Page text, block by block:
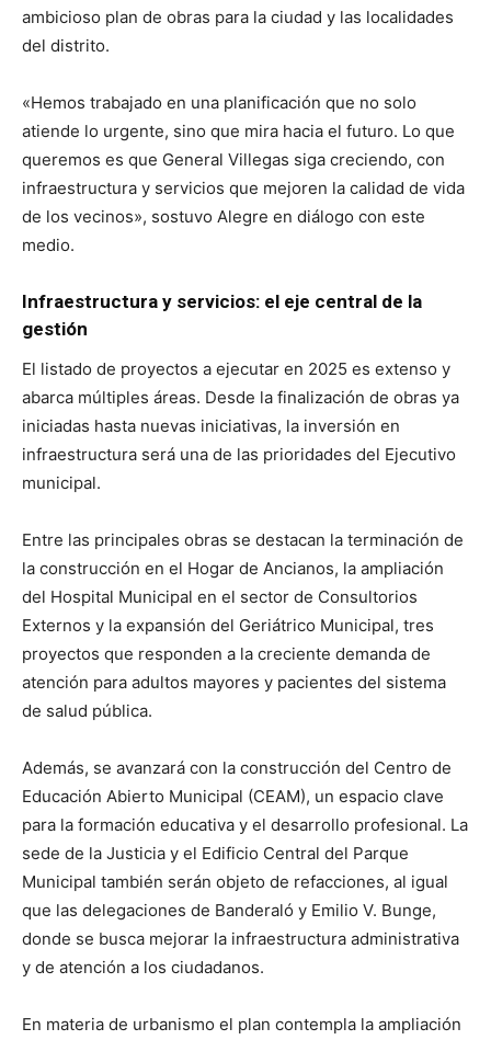
ambicioso plan de obras para la ciudad y las localidades
del distrito.
«Hemos trabajado en una planificación que no solo
atiende lo urgente, sino que mira hacia el futuro. Lo que
queremos es que General Villegas siga creciendo, con
infraestructura y servicios que mejoren la calidad de vida
de los vecinos», sostuvo Alegre en diálogo con este
medio.
Infraestructura y servicios: el eje central de la
gestión
El listado de proyectos a ejecutar en 2025 es extenso y
abarca múltiples áreas. Desde la finalización de obras ya
iniciadas hasta nuevas iniciativas, la inversión en
infraestructura será una de las prioridades del Ejecutivo
municipal.
Entre las principales obras se destacan la terminación de
la construcción en el Hogar de Ancianos, la ampliación
del Hospital Municipal en el sector de Consultorios
Externos y la expansión del Geriátrico Municipal, tres
proyectos que responden a la creciente demanda de
atención para adultos mayores y pacientes del sistema
de salud pública.
Además, se avanzará con la construcción del Centro de
Educación Abierto Municipal (CEAM), un espacio clave
para la formación educativa y el desarrollo profesional. La
sede de la Justicia y el Edificio Central del Parque
Municipal también serán objeto de refacciones, al igual
que las delegaciones de Banderaló y Emilio V. Bunge,
donde se busca mejorar la infraestructura administrativa
y de atención a los ciudadanos.
En materia de urbanismo el plan contempla la ampliación